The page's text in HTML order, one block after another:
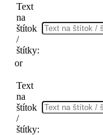
Text
na
štítok
/
štítky:
or
Text
na
štítok
/
štítky: